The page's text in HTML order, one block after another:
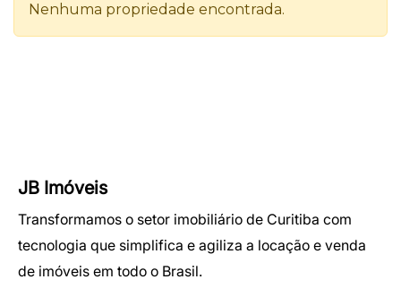
JB Imóveis
Transformamos o setor imobiliário de Curitiba com
tecnologia que simplifica e agiliza a locação e venda
de imóveis em todo o Brasil.